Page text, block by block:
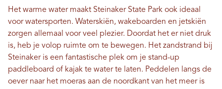
Het warme water maakt Steinaker State Park ook ideaal
voor watersporten. Waterskiën, wakeboarden en jetskiën
zorgen allemaal voor veel plezier. Doordat het er niet druk
is, heb je volop ruimte om te bewegen. Het zandstrand bij
Steinaker is een fantastische plek om je stand-up
paddleboard of kajak te water te laten. Peddelen langs de
oever naar het moeras aan de noordkant van het meer is